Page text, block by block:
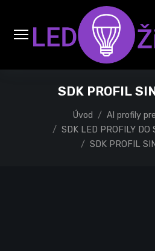
SDK PROFIL
Úvod
Al profily
SDK LED PROFILY DO
SDK PROFIL